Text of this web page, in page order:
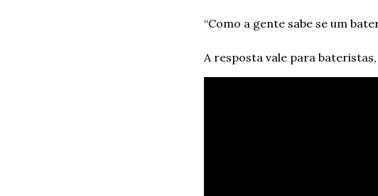
“Como a gente sabe se um
A resposta vale para